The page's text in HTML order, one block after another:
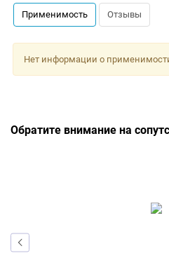
Применимость Отзывы
Нет информации о
Обратите внимание на